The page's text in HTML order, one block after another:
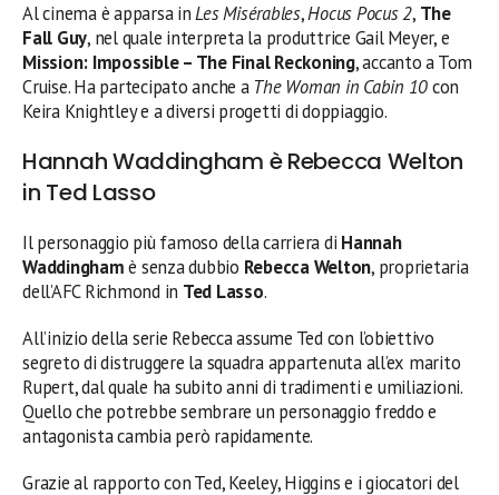
Al cinema è apparsa inLes Misérables,Hocus Pocus 2, The
Fall Guy, nel quale interpreta la produttrice Gail Meyer, e
Mission: Impossible – The Final Reckoning, accanto a Tom
Cruise. Ha partecipato anche a The Woman in Cabin 10con
Keira Knightley e a diversi progetti di doppiaggio.
Hannah Waddingham è Rebecca Welton
in Ted Lasso
Il personaggio più famoso della carriera di Hannah
Waddinghamè senza dubbio Rebecca Welton, proprietaria
dell’AFC Richmond in Ted Lasso.
All’inizio della serie Rebecca assume Ted con l’obiettivo
segreto di distruggere la squadra appartenuta all’ex marito
Rupert, dal quale ha subito anni di tradimenti e umiliazioni.
Quello che potrebbe sembrare un personaggio freddo e
antagonista cambia però rapidamente.
Grazie al rapporto con Ted, Keeley, Higgins e i giocatori del